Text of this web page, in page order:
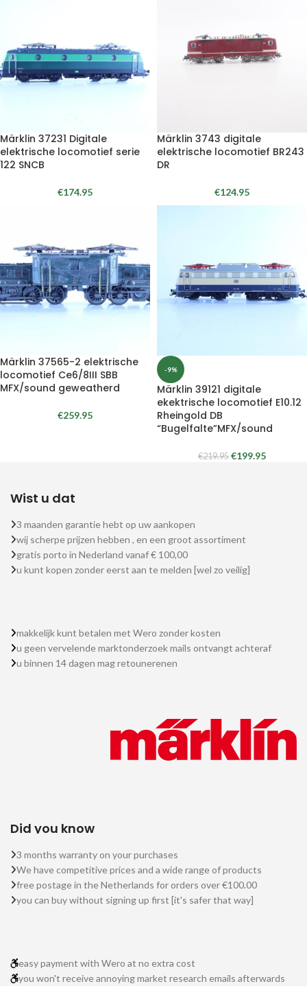
Märklin 37231 Digitale
elektrische locomotief serie
122 SNCB
€174.95
Märklin 3743 digitale
elektrische locomotief BR243
DR
€124.95
Märklin 37565-2 elektrische
locomotief Ce6/8III SBB
MFX/sound geweatherd
€259.95
-9%
Märklin 39121 digitale
ekektrische locomotief E10.12
Rheingold DB
“Bugelfalte”MFX/sound
€219.95 €199.95
Wist u dat
3 maanden garantie hebt op uw aankopen
wij scherpe prijzen hebben , en een groot assortiment
gratis porto in Nederland vanaf € 100,00
u kunt kopen zonder eerst aan te melden [wel zo veilig]
makkelijk kunt betalen met Wero zonder kosten
u geen vervelende marktonderzoek mails ontvangt achteraf
u binnen 14 dagen mag retounerenen
Did you know
3 months warranty on your purchases
We have competitive prices and a wide range of products
free postage in the Netherlands for orders over €100.00
you can buy without signing up first [it's safer that way]
easy payment with Wero at no extra cost
you won't receive annoying market research emails afterwards